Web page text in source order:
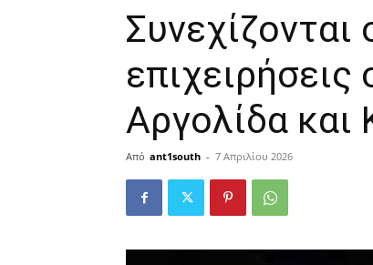
Συνεχίζονται
Αργολίδα και
Από ant1south - 7 Απριλίου 2026